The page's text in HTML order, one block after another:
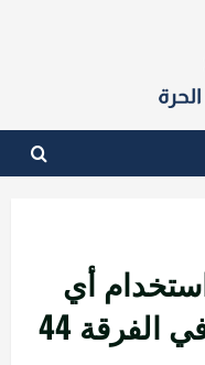
أي
44